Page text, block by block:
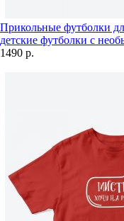
Прикольные футболки
детские футболки с
1490 р.